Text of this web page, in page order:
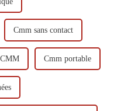
Cmm sans contact
Cmm portable